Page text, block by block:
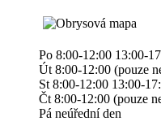
Po 8:00-12:00 13:00-
Út 8:00-12:00 (pouze
St 8:00-12:00 13:00-
Čt 8:00-12:00 (pouze
Pá neúřední den